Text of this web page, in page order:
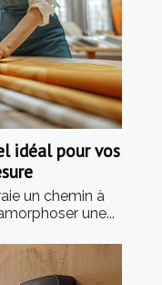
idéal pour vos
un chemin à
une...